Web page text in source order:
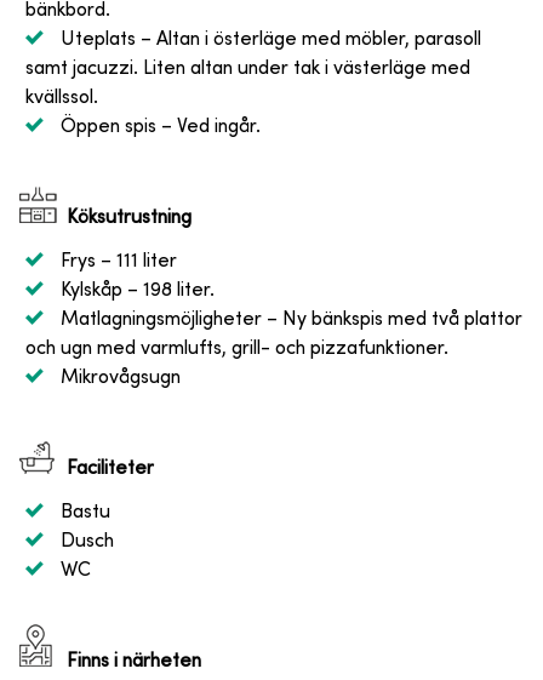
bänkbord.
Uteplats – Altan i österläge med möbler, parasoll
samt jacuzzi. Liten altan under tak i västerläge med
kvällssol.
Öppen spis – Ved ingår.
Köksutrustning
Frys – 111 liter
Kylskåp – 198 liter.
Matlagningsmöjligheter – Ny bänkspis med två plattor
och ugn med varmlufts, grill- och pizzafunktioner.
Mikrovågsugn
Faciliteter
Bastu
Dusch
WC
Finns i närheten